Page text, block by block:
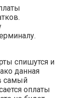
спишутся и
данная
самый
оплаты